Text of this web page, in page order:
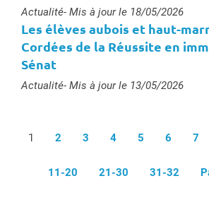
Type :
Actualité- Mis à jour le 18/05/2026
Les élèves aubois et haut-
Cordées de la Réussite en
Sénat
Type :
Actualité- Mis à jour le 13/05/2026
1 2 3 4 5 6 7
11-20 21-30 31-32